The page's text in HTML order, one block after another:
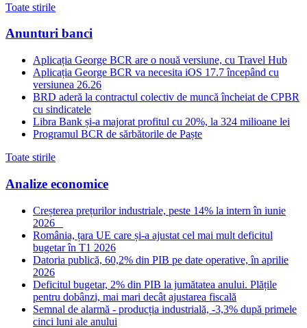
Toate stirile
Anunturi banci
Aplicația George BCR are o nouă versiune, cu Travel Hub
Aplicația George BCR va necesita iOS 17.7 începând cu
versiunea 26.26
BRD aderă la contractul colectiv de muncă încheiat de CPBR
cu sindicatele
Libra Bank și-a majorat profitul cu 20%, la 324 milioane lei
Programul BCR de sărbătorile de Paște
Toate stirile
Analize economice
Creșterea prețurilor industriale, peste 14% la intern în iunie
2026
România, țara UE care și-a ajustat cel mai mult deficitul
bugetar în T1 2026
Datoria publică, 60,2% din PIB pe date operative, în aprilie
2026
Deficitul bugetar, 2% din PIB la jumătatea anului. Plățile
pentru dobânzi, mai mari decât ajustarea fiscală
Semnal de alarmă - producția industrială, -3,3% după primele
cinci luni ale anului